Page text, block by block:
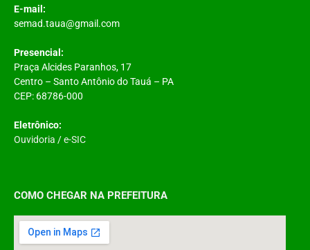
E-mail:
semad.taua@gmail.com
Presencial:
Praça Alcides Paranhos, 17
Centro – Santo Antônio do Tauá – PA
CEP: 68786-000
Eletrônico:
Ouvidoria /e-SIC
COMO CHEGAR NA PREFEITURA